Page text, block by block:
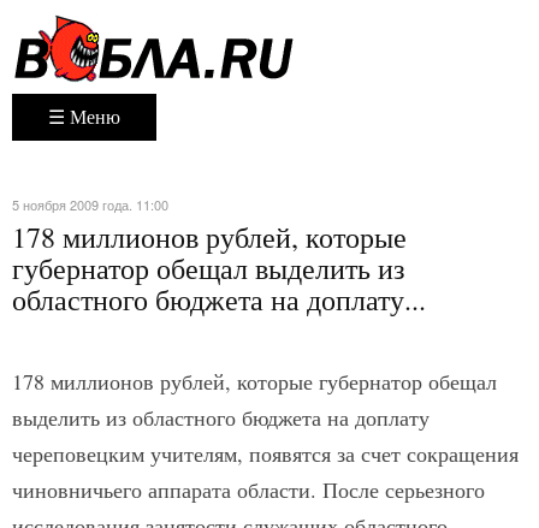
☰ Меню
5 ноября 2009 года. 11:00
178 миллионов рублей, которые
губернатор обещал выделить из
областного бюджета на доплату...
178 миллионов рублей, которые губернатор обещал
выделить из областного бюджета на доплату
череповецким учителям, появятся за счет сокращения
чиновничьего аппарата области. После серьезного